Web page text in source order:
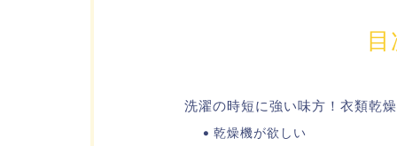
目
洗濯の時短に強い味方！衣類乾
乾燥機が欲しい